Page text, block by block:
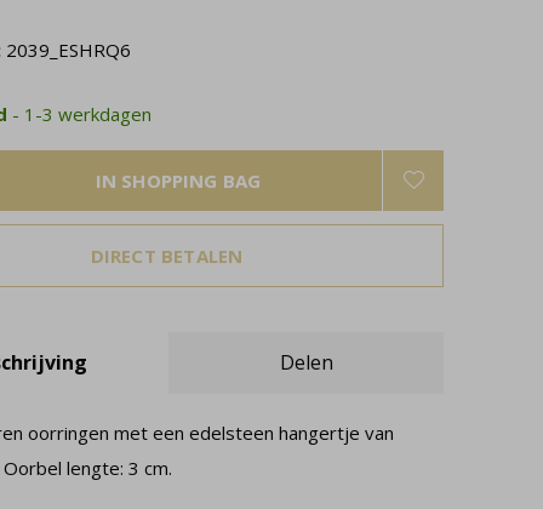
2039_ESHRQ6
- 1-3 werkdagen
IN SHOPPING BAG
DIRECT BETALEN
Delen
oorringen met een edelsteen hangertje van
lengte: 3 cm.